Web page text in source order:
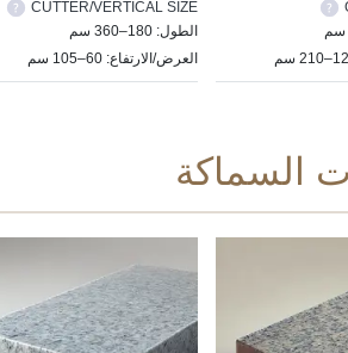
CUTTER/VERTICAL SIZE
الطول: 180–360 سم
العرض/الارتفاع: 60–105 سم
السماكة